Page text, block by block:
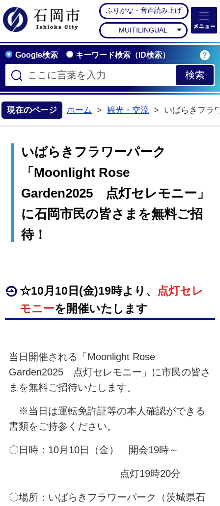
石岡市公式ホームペー
ふりがな・音声読み上げ
MUITILINGUAL
Google検索 キーワード検索（ID検索）
現在のページ ホーム
観光・交流
いばらきフラ
いばらきフラワーパーク
「Moonlight Rose
Garden2025 点灯セレモニー」
に石岡市民の皆さまを無料ご招
待！
☆10月10日(金)19時より、 点灯セレ
モニーを開催いたします
当日開催される「Moonlight Rose
Garden2025 点灯セレモニー」に市民の皆さ
まを無料ご招待いたします。
※当日は運転免許証等の本人確認ができる
書類をご持参ください。
〇日時：10月10日（金） 開会19時～
点灯19時20分
〇場所：いばらきフラワーパーク（茨城県石